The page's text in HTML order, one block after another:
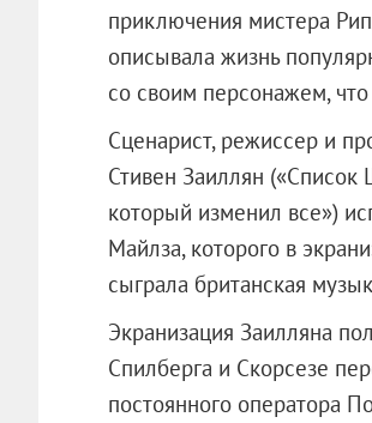
приключения мистера
описывала жизнь
со своим персонажем,
Сценарист, режиссер и
Стивен Заиллян
который изменил все»)
Майлза, которого в
сыграла британская
Экранизация Заилляна
Спилберга и Скорсезе
постоянного оператора